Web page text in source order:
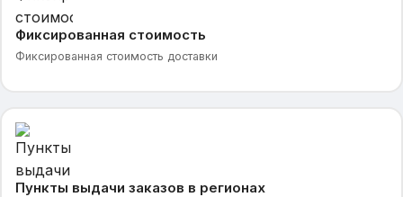
Фиксированная стоимость
Фиксированная стоимость доставки
Пункты выдачи заказов в регионах